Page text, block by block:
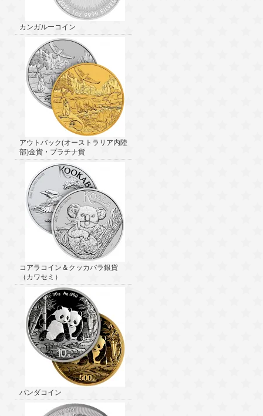
カンガルーコイン
アウトバック(オーストラリア内陸
部)金貨・プラチナ貨
コアラコイン＆クッカバラ銀貨
（カワセミ）
パンダコイン